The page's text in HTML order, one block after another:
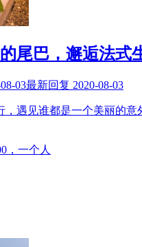
尾巴，邂逅法式
03最新回复 2020-08-03
，遇见谁都是一个美丽的
，一个人